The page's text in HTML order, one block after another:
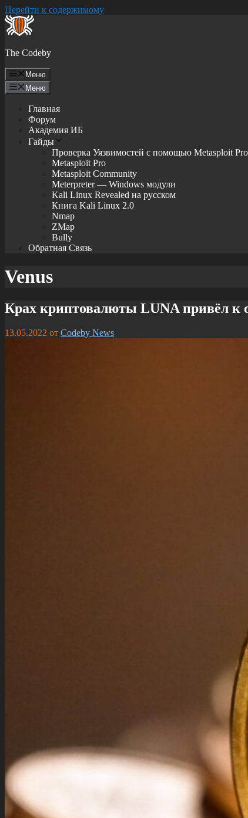
Перейти к содержимому
The Codeby
Меню
Меню
Главная
Форум
Академия ИБ
Гайды
Проверка Уязвимостей с помощью Metasploit Pro
Metasploit Pro
Metasploit Community
Meterpreter — Windows модули
Kali Linux Revealed на русском
Книга Kali Linux 2.0
Nmap
ZMap
Bully
Обратная Связь
Venus
Крах криптовалюты LUNA привёл к
13.05.2022 от Codeby News